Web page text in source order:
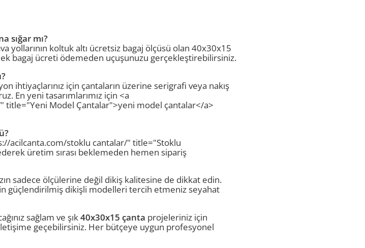
sığar mı?
yollarının koltuk altı ücretsiz bagaj ölçüsü olan 40x30x15
bagaj ücreti ödemeden uçuşunuzu gerçekleştirebilirsiniz.
ihtiyaçlarınız için çantaların üzerine serigrafi veya nakış
En yeni tasarımlarımız için <a
Model Çantalar">yeni model çantalar</a>
acilcanta.com/stoklu cantalar/" title="Stoklu
üretim sırası beklemeden hemen sipariş
sadece ölçülerine değil dikiş kalitesine de dikkat edin.
güçlendirilmiş dikişli modelleri tercih etmeniz seyahat
sağlam ve şık40x30x15 çanta projeleriniz için
geçebilirsiniz. Her bütçeye uygun profesyonel